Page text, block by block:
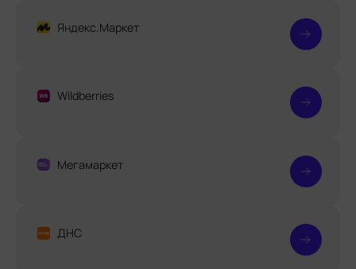
Яндекс.Маркет
Wildberries
Мегамаркет
ДНС